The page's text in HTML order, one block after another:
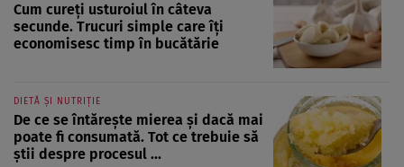
Cum cureți usturoiul în câteva
secunde. Trucuri simple care îți
economisesc timp în bucătărie
DIETĂ ȘI NUTRIȚIE
De ce se întărește mierea și dacă mai
poate fi consumată. Tot ce trebuie să
știi despre procesul ...